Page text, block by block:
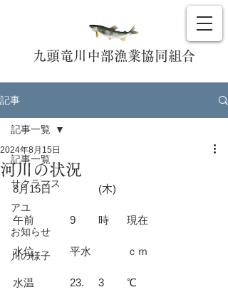
九頭竜川中部漁業協同組合
記事
記事一覧
サクラマス
アユ
お知らせ
川の様子
記事一覧
河川の状況
2024年8月15日
8月15日		(木)
午前		9	時	現在
水位		平水		ｃｍ
水温		23.	3	℃